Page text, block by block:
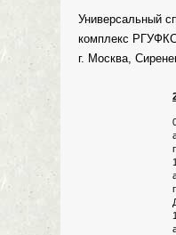
Универсальный
комплекс
г. Москва,